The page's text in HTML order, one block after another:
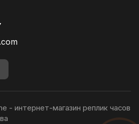
- интернет-магазин реплик часов